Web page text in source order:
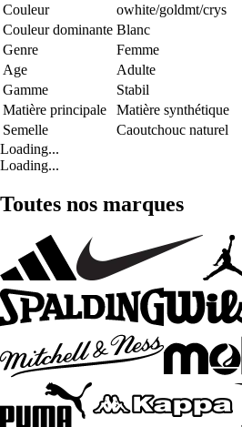
Couleur
owhite/goldmt/crys
Couleur dominante Blanc
Genre
Femme
Age
Adulte
Gamme
Stabil
Matière principale
Matière synthétique
Semelle
Caoutchouc naturel
Loading...
Loading...
Toutes nos marques